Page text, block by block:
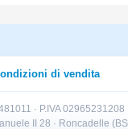
di vendita
· P.IVA
II 28 · Roncadelle